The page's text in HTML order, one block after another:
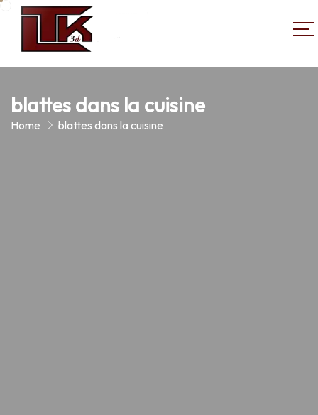
blattes dans la cuisine
Home blattes dans la cuisine